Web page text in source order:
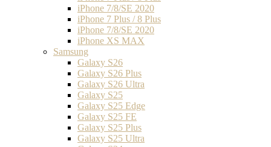
iPhone 7/8/SE 2020
iPhone 7 Plus / 8 Plus
iPhone 7/8/SE 2020
iPhone XS MAX
Samsung
Galaxy S26
Galaxy S26 Plus
Galaxy S26 Ultra
Galaxy S25
Galaxy S25 Edge
Galaxy S25 FE
Galaxy S25 Plus
Galaxy S25 Ultra